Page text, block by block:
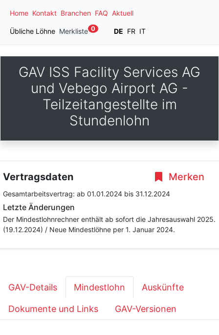
Home Kontakt Branchen FAQ Aktuell
Übliche Löhne Merkliste 0 DE FR IT
GAV ISS Facility Services AG
und Vebego Airport AG -
Teilzeitangestellte im
Stundenlohn
Merken
Vertragsdaten
Gesamtarbeitsvertrag: ab 01.01.2024 bis 31.12.2024
Letzte Änderungen
Der Mindestlohnrechner enthält ab sofort die Jahresauswahl 2025.
(19.12.2024) / Neue Mindestlöhne per 1. Januar 2024.
GAV-Details Mindestlohn Auskünfte
Dokumente und Links GAV-Versionen